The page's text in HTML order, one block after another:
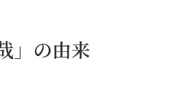
」の由来